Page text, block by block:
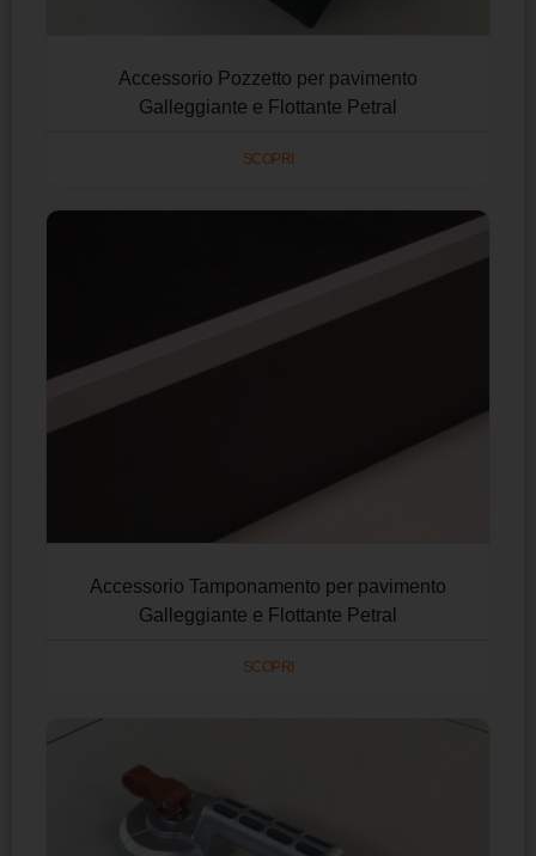
Accessorio Pozzetto per pavimento
Galleggiante e Flottante Petral
SCOPRI
Accessorio Tamponamento per pavimento
Galleggiante e Flottante Petral
SCOPRI